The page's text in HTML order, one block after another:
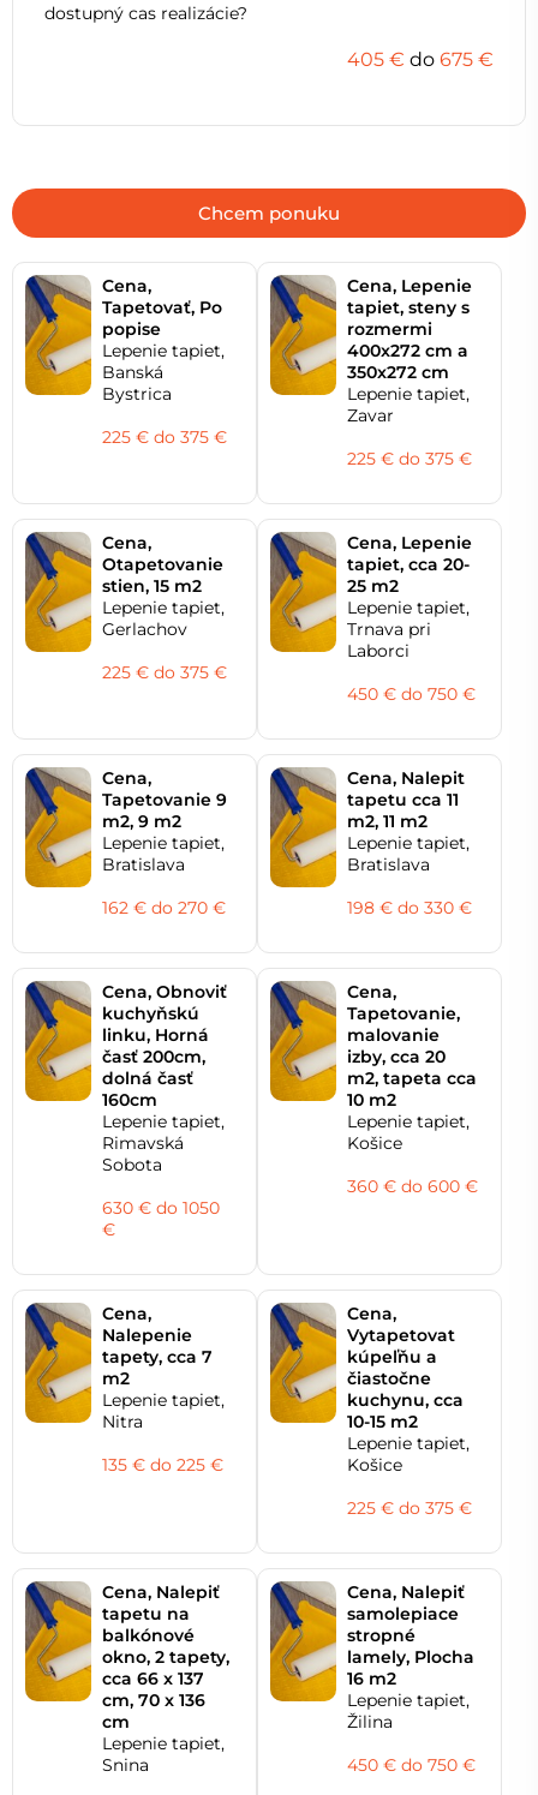
dostupný cas realizácie?
405 € do 675 €
Chcem ponuku
Cena,
Tapetovať, Po
popise
Lepenie tapiet,
Banská
Bystrica
225 € do 375 €
Cena, Lepenie
tapiet, steny s
rozmermi
400x272 cm a
350x272 cm
Lepenie tapiet,
Zavar
225 € do 375 €
Cena,
Otapetovanie
stien, 15 m2
Lepenie tapiet,
Gerlachov
225 € do 375 €
Cena, Lepenie
tapiet, cca 20-
25 m2
Lepenie tapiet,
Trnava pri
Laborci
450 € do 750 €
Cena,
Tapetovanie 9
m2, 9 m2
Lepenie tapiet,
Bratislava
162 € do 270 €
Cena, Nalepit
tapetu cca 11
m2, 11 m2
Lepenie tapiet,
Bratislava
198 € do 330 €
Cena, Obnoviť
kuchyňskú
linku, Horná
časť 200cm,
dolná časť
160cm
Lepenie tapiet,
Rimavská
Sobota
630 € do 1050
€
Cena,
Tapetovanie,
malovanie
izby, cca 20
m2, tapeta cca
10 m2
Lepenie tapiet,
Košice
360 € do 600 €
Cena,
Nalepenie
tapety, cca 7
m2
Lepenie tapiet,
Nitra
135 € do 225 €
Cena,
Vytapetovat
kúpeľňu a
čiastočne
kuchynu, cca
10-15 m2
Lepenie tapiet,
Košice
225 € do 375 €
Cena, Nalepiť
tapetu na
balkónové
okno, 2 tapety,
cca 66 x 137
cm, 70 x 136
cm
Lepenie tapiet,
Snina
Cena, Nalepiť
samolepiace
stropné
lamely, Plocha
16 m2
Lepenie tapiet,
Žilina
450 € do 750 €